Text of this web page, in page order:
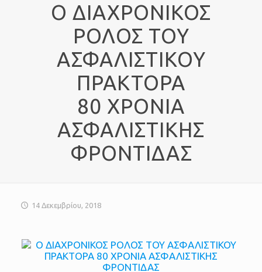
Ο ΔΙΑΧΡΟΝΙΚΟΣ
ΡΟΛΟΣ ΤΟΥ
ΑΣΦΑΛΙΣΤΙΚΟΥ
ΠΡΑΚΤΟΡΑ
80 ΧΡΟΝΙΑ
ΑΣΦΑΛΙΣΤΙΚΗΣ
ΦΡΟΝΤΙΔΑΣ
14 Δεκεμβρίου, 2018